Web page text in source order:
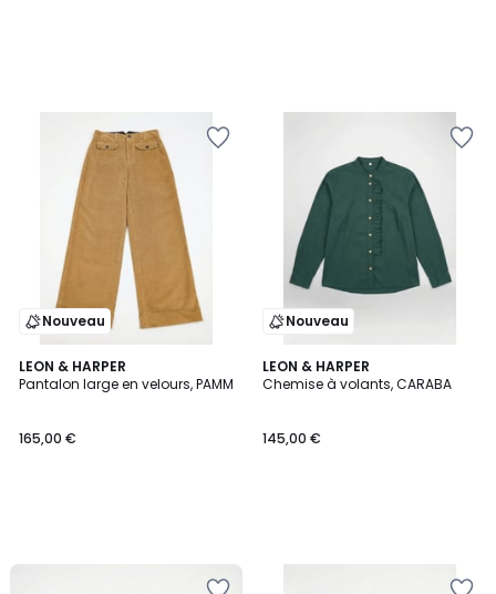
Nouveau
LEON & HARPER
Pantalon large en velours, PAMM
165,00 €
Nouveau
LEON & HARPER
Chemise à volants, CARABA
145,00 €